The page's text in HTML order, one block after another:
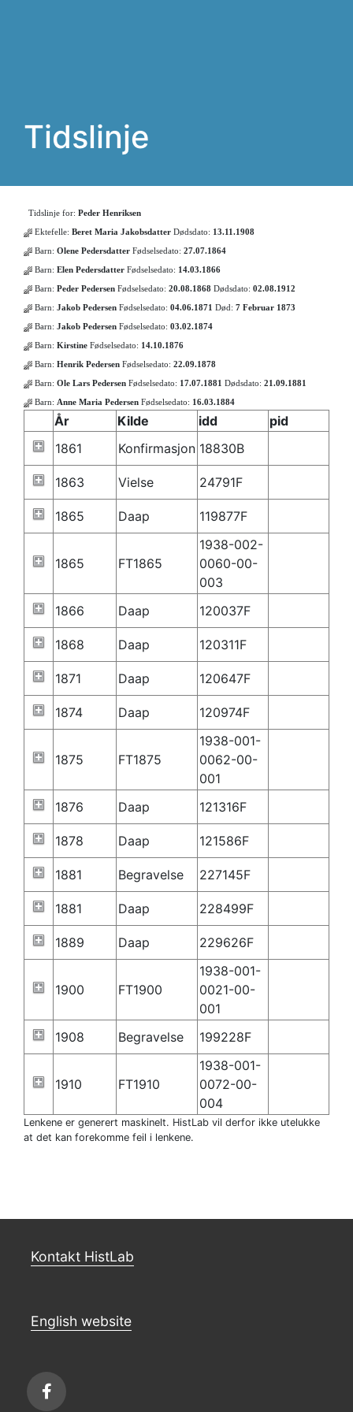
Tidslinje
Tidslinje for: Peder Henriksen
Ektefelle: Beret Maria Jakobsdatter Dødsdato: 13.11.1908
Barn: Olene Pedersdatter Fødselsedato: 27.07.1864
Barn: Elen Pedersdatter Fødselsedato: 14.03.1866
Barn: Peder Pedersen Fødselsedato: 20.08.1868 Dødsdato: 02.08.1912
Barn: Jakob Pedersen Fødselsedato: 04.06.1871 Død: 7 Februar 1873
Barn: Jakob Pedersen Fødselsedato: 03.02.1874
Barn: Kirstine Fødselsedato: 14.10.1876
Barn: Henrik Pedersen Fødselsedato: 22.09.1878
Barn: Ole Lars Pedersen Fødselsedato: 17.07.1881 Dødsdato: 21.09.1881
Barn: Anne Maria Pedersen Fødselsedato: 16.03.1884
År Kilde idd
pid
1861
Konfirmasjon 18830B
1863 Vielse 24791F
1865 Daap 119877F
1865 FT1865
1938-002-
0060-00-
003
1866
Daap 120037F
1868 Daap 120311F
1871 Daap 120647F
1874 Daap 120974F
1875 FT1875
1938-001-
0062-00-
001
1876
Daap 121316F
1878 Daap 121586F
1881 Begravelse 227145F
1881 Daap 228499F
1889 Daap 229626F
1900 FT1900
1938-001-
0021-00-
001
1908
Begravelse 199228F
1910 FT1910
1938-001-
0072-00-
004
Lenkene er generert maskinelt. HistLab vil derfor ikke utelukke
at det kan forekomme feil i lenkene.
Kontakt HistLab
English website